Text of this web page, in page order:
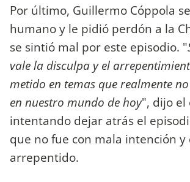
Por último, Guillermo Cóppola
humano y le pidió perdón a la
se sintió mal por este episodio. "
vale la disculpa y el
metido en temas que realmente
en nuestro mundo de hoy", dijo el
intentando dejar atrás el
que no fue con mala intención y
arrepentido.